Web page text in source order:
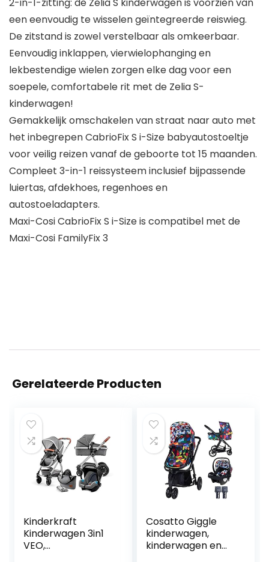
2-in-1-zitting: de Zelia S kinderwagen is voorzien van
een eenvoudig te wisselen geïntegreerde reiswieg.
De zitstand is zowel verstelbaar als omkeerbaar.
Eenvoudig inklappen, vierwielophanging en
lekbestendige wielen zorgen elke dag voor een
soepele, comfortabele rit met de Zelia S-
kinderwagen!
Gemakkelijk omschakelen van straat naar auto met
het inbegrepen CabrioFix S i-Size babyautostoeltje
voor veilig reizen vanaf de geboorte tot 15 maanden.
Compleet 3-in-1 reissysteem inclusief bijpassende
luiertas, afdekhoes, regenhoes en
autostoeladapters.
Maxi-Cosi CabrioFix S i-Size is compatibel met de
Maxi-Cosi FamilyFix 3
Gerelateerde Producten
Kinderkraft
Kinderwagen 3in1
VEO,
Cosatto Giggle
kinderwagen,
kinderwagen en